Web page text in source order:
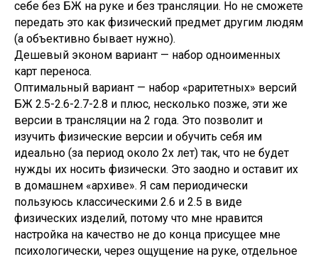
себе без БЖ на руке и без трансляции. Но не сможете
передать это как физический предмет другим людям
(а объективно бывает нужно).
Дешевый эконом вариант — набор одноименных
карт переноса.
Оптимальный вариант — набор «раритетных» версий
БЖ 2.5-2.6-2.7-2.8 и плюс, несколько позже, эти же
версии в трансляции на 2 года. Это позволит и
изучить физические версии и обучить себя им
идеально (за период около 2х лет) так, что не будет
нужды их носить физически. Это заодно и оставит их
в домашнем «архиве». Я сам периодически
пользуюсь классическими 2.6 и 2.5 в виде
физических изделий, потому что мне нравится
настройка на качество не до конца присущее мне
психологически, через ощущение на руке, отдельное